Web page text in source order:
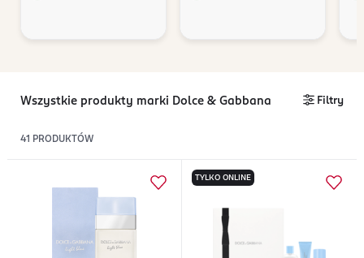
Wszystkie produkty marki Dolce & Gabbana Filtry
41 PRODUKTÓW
TYLKO ONLINE